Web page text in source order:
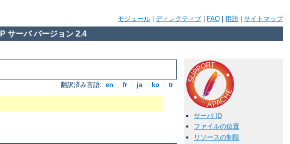
モジュール ディレクティブ FAQ 用語 サイトマップ
サーバ バージョン 2.4
翻訳済み言語: en fr ja ko tr
サーバ ID
ファイルの位置
リソースの制限